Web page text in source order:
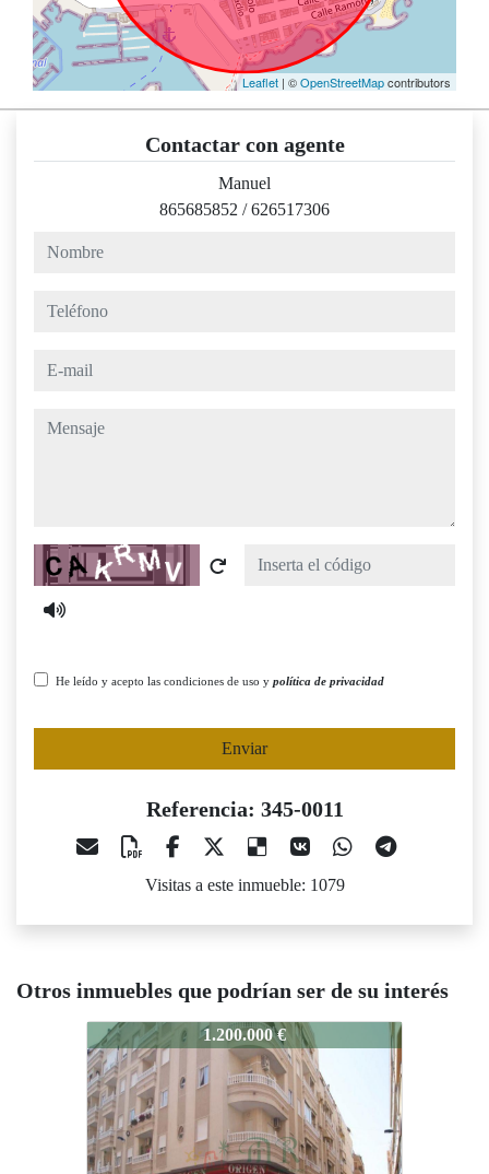
Leaflet | ©OpenStreetMapcontributors
Contactar con agente
Manuel
865685852 /626517306
nombre
teléfono
e-mail
mensaje
Captcha
He leído y acepto las condiciones de uso y política de privacidad
Enviar
Referencia: 345-0011
Visitas a este inmueble: 1079
Otros inmuebles que podrían ser de su interés
345-0011
1.200.000 €